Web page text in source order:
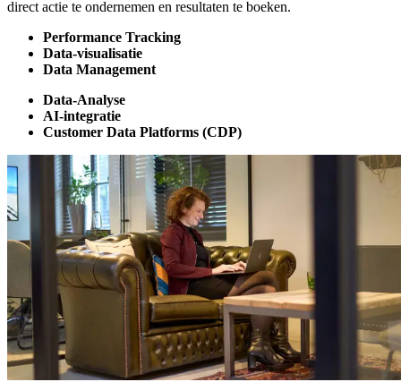
direct actie te ondernemen en resultaten te boeken.
Performance Tracking
Data-visualisatie
Data Management
Data-Analyse
AI-integratie
Customer Data Platforms (CDP)